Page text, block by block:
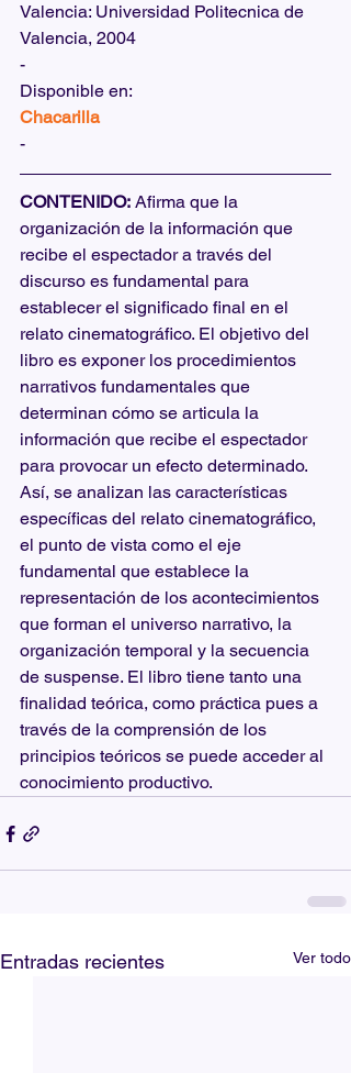
Valencia: Universidad Politecnica de
Valencia, 2004
-
Disponible en:
Chacarilla
-
CONTENIDO: Afirma que la
organización de la información que
recibe el espectador a través del
discurso es fundamental para
establecer el significado final en el
relato cinematográfico. El objetivo del
libro es exponer los procedimientos
narrativos fundamentales que
determinan cómo se articula la
información que recibe el espectador
para provocar un efecto determinado.
Así, se analizan las características
específicas del relato cinematográfico,
el punto de vista como el eje
fundamental que establece la
representación de los acontecimientos
que forman el universo narrativo, la
organización temporal y la secuencia
de suspense. El libro tiene tanto una
finalidad teórica, como práctica pues a
través de la comprensión de los
principios teóricos se puede acceder al
conocimiento productivo.
Entradas recientes Ver todo